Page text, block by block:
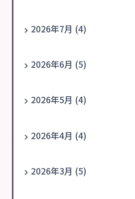
2026年7月 (4)
2026年6月 (5)
2026年5月 (4)
2026年4月 (4)
2026年3月 (5)